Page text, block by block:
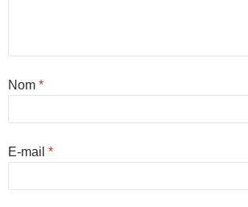
Nom *
E-mail *